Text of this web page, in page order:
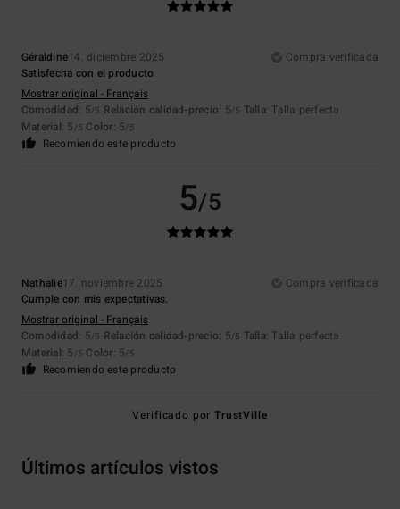
Géraldine14. diciembre 2025
Compra verificada
Satisfecha con el producto
Mostrar original - Français
Comodidad: 5/5 Relación calidad-precio: 5/5 Talla: Talla perfecta
Material: 5 /5 Color: 5/5
Recomiendo este producto
5/5
Nathalie17. noviembre 2025
Compra verificada
Cumple con mis expectativas.
Mostrar original - Français
Comodidad: 5/5 Relación calidad-precio: 5/5 Talla: Talla perfecta
Material: 5 /5 Color: 5/5
Recomiendo este producto
Verificado porTrustVille
Últimos artículos vistos